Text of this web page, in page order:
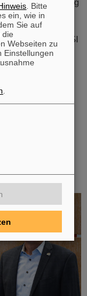
offenen Tür ein.
in Hessens
Auch das GSI
das künftige
Stand
Mitmachaktionen
Dabei können
Technology“
. Bitte
ein, wie in
Sie auf
die
Webseiten zu
Einstellungen